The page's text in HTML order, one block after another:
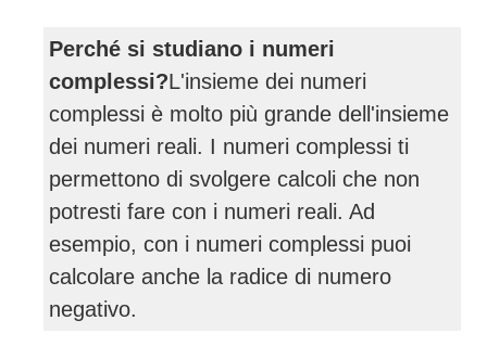
Perché si studiano i numeri
complessi?L'insieme dei numeri
complessi è molto più grande dell'insieme
dei numeri reali. I numeri complessi ti
permettono di svolgere calcoli che non
potresti fare con i numeri reali. Ad
esempio, con i numeri complessi puoi
calcolare anche la radice di numero
negativo.